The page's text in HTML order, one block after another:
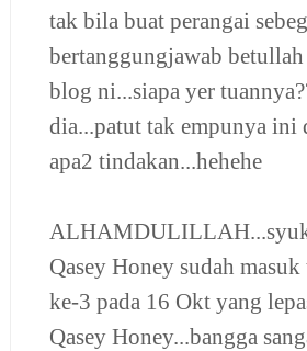
tak bila buat perangai
bertanggungjawab
blog ni...siapa yer
dia...patut tak empunya ini
apa2 tindakan...hehehe
Qasey Honey sudah
ke-3 pada 16 Okt yang
Qasey Honey...bangga